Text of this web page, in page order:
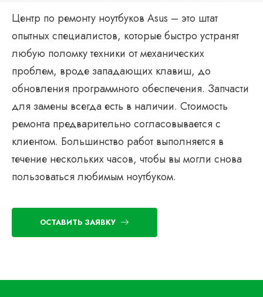
Центр по ремонту ноутбуков Asus – это штат
опытных специалистов, которые быстро устранят
любую поломку техники от механических
проблем, вроде западающих клавиш, до
обновления программного обеспечения. Запчасти
для замены всегда есть в наличии. Стоимость
ремонта предварительно согласовывается с
клиентом. Большинство работ выполняется в
течение нескольких часов, чтобы вы могли снова
пользоваться любимым ноутбуком.
ОСТАВИТЬ ЗАЯВКУ